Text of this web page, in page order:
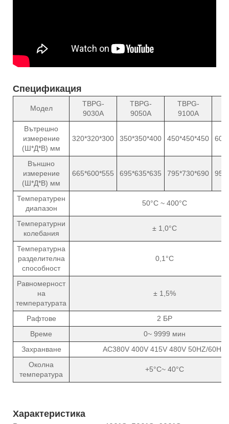
Спецификация
Модел
TBPG-
9030A
TBPG-
9050A
TBPG-
9100A
Вътрешно
измерение
(Ш*Д*В) мм
320*320*300 350*350*400 450*450*450
Външно
измерение
(Ш*Д*В) мм
665*600*555 695*635*635 795*730*690
Температурен
диапазон
50°C ~ 400°C
Температурни
колебания
± 1,0°C
Температурна
разделителна
способност
0,1°C
Равномерност
на
температурата
± 1,5%
Рафтове
2 БР
Време
0~ 9999 мин
Захранване
AC380V 400V 415V 480V 50HZ/60HZ
Околна
температура
+5°C~ 40°C
Характеристика